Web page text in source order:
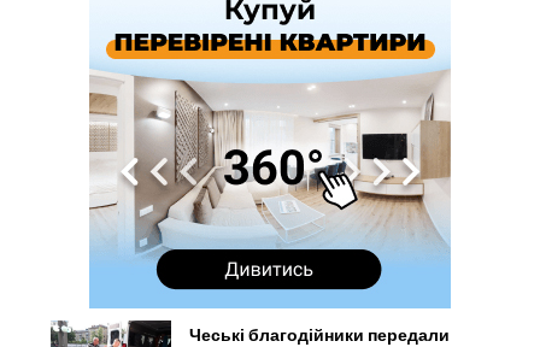
Чеські благодійники передали